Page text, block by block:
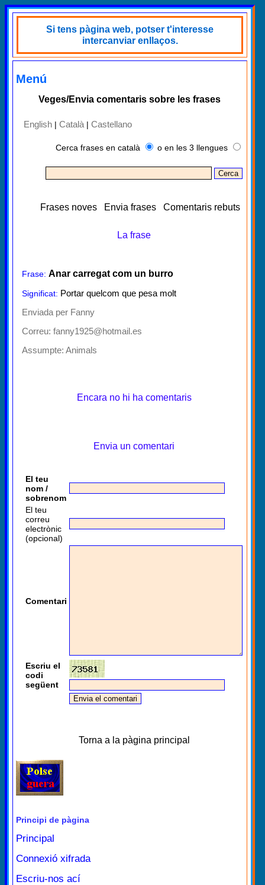
Si tens pàgina web, potser t'interesse
intercanviar enllaços.
Menú
Veges/Envia comentaris sobre les frases
English | Català | Castellano
Cerca frases en català o en les 3 llengues
Frases noves Envia frases Comentaris rebuts
La frase
Frase: Anar carregat com un burro
Significat: Portar quelcom que pesa molt
Enviada per Fanny
Correu: fanny1925@hotmail.es
Assumpte: Animals
Encara no hi ha comentaris
Envia un comentari
El teu
nom /
sobrenom
El teu
correu
electrònic
(opcional)
Comentari
Escriu el
codi
següent
Torna a la pàgina principal
Principi de pàgina
Principal
Connexió xifrada
Escriu-nos ací